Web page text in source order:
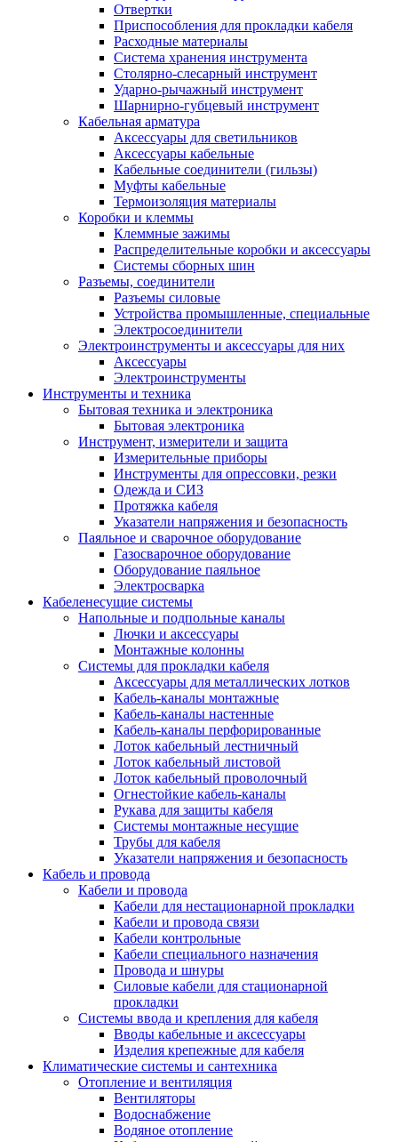
Отвертки
Приспособления для прокладки кабеля
Расходные материалы
Система хранения инструмента
Столярно-слесарный инструмент
Ударно-рычажный инструмент
Шарнирно-губцевый инструмент
Кабельная арматура
Аксессуары для светильников
Аксессуары кабельные
Кабельные соединители (гильзы)
Муфты кабельные
Термоизоляция материалы
Коробки и клеммы
Клеммные зажимы
Распределительные коробки и аксессуары
Системы сборных шин
Разъемы, соединители
Разъемы силовые
Устройства промышленные, специальные
Электросоединители
Электроинструменты и аксессуары для них
Аксессуары
Электроинструменты
Инструменты и техника
Бытовая техника и электроника
Бытовая электроника
Инструмент, измерители и защита
Измерительные приборы
Инструменты для опрессовки, резки
Одежда и СИЗ
Протяжка кабеля
Указатели напряжения и безопасность
Паяльное и сварочное оборудование
Газосварочное оборудование
Оборудование паяльное
Электросварка
Кабеленесущие системы
Напольные и подпольные каналы
Лючки и аксессуары
Монтажные колонны
Системы для прокладки кабеля
Аксессуары для металлических лотков
Кабель-каналы монтажные
Кабель-каналы настенные
Кабель-каналы перфорированные
Лоток кабельный лестничный
Лоток кабельный листовой
Лоток кабельный проволочный
Огнестойкие кабель-каналы
Рукава для защиты кабеля
Системы монтажные несущие
Трубы для кабеля
Указатели напряжения и безопасность
Кабель и провода
Кабели и провода
Кабели для нестационарной прокладки
Кабели и провода связи
Кабели контрольные
Кабели специального назначения
Провода и шнуры
Силовые кабели для стационарной
прокладки
Системы ввода и крепления для кабеля
Вводы кабельные и аксессуары
Изделия крепежные для кабеля
Климатические системы и сантехника
Отопление и вентиляция
Вентиляторы
Водоснабжение
Водяное отопление